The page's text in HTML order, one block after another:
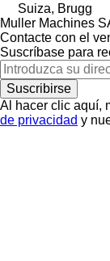
Suiza, Brugg
Muller Machines
Contacte con el
Suscríbase para
Suscribirse
Al hacer clic aquí,
de privacidad y